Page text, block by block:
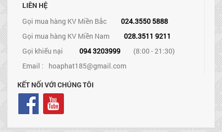
LIÊN HỆ
Gọi mua hàng KV Miền Bắc
024.3550 5888
Gọi mua hàng KV Miền Nam
028.3511 9211
Gọi khiếu nại
094 3203999
(8:00 - 21:30)
Email : hoaphat185@gmail.com
KẾT NỐI VỚI CHÚNG TÔI